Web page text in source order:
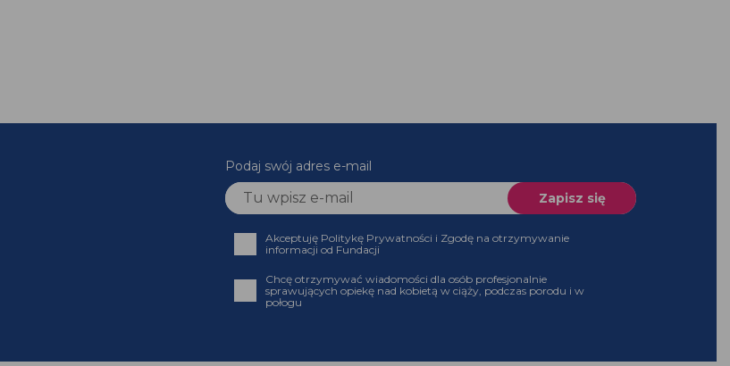
Podaj swój adres e-mail
Akceptuję Politykę Prywatności i Zgodę na otrzymywanie
informacji od Fundacji
Chcę otrzymywać wiadomości dla osób profesjonalnie
sprawujących opiekę nad kobietą w ciąży, podczas porodu i w
połogu